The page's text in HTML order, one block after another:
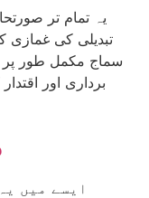
یہ تمام تر
تبدیلی کی غمازی
سماج مکمل طور
برداری اور
ایسے میں